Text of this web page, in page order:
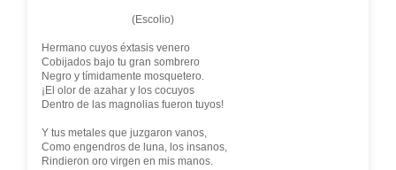
(Escolio)
Hermano cuyos éxtasis venero
Cobijados bajo tu gran sombrero
Negro y tímidamente mosquetero.
¡El olor de azahar y los cocuyos
Dentro de las magnolias fueron tuyos!
Y tus metales que juzgaron vanos,
Como engendros de luna, los insanos,
Rindieron oro virgen en mis manos.